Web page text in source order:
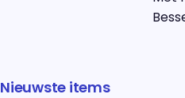
Nieuwste items